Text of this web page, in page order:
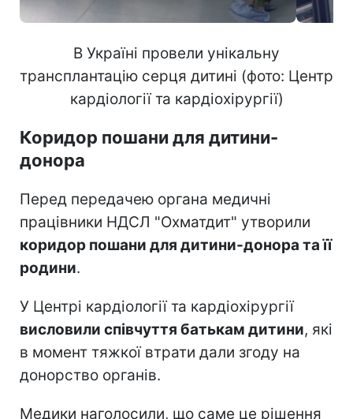
В Україні провели унікальну
трансплантацію серця дитині (фото: Центр
кардіології та кардіохірургії)
Коридор пошани для дитини-
донора
Перед передачею органа медичні
працівники НДСЛ "Охматдит" утворили
коридор пошани для дитини-донора та її
родини.
У Центрі кардіології та кардіохірургії
висловили співчуття батькам дитини, які
в момент тяжкої втрати дали згоду на
донорство органів.
Медики наголосили, що саме це рішення